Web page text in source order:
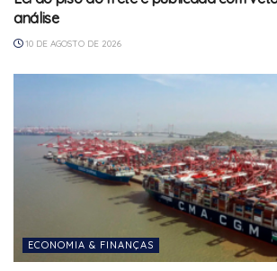
análise
10 DE AGOSTO DE 2026
ECONOMIA & FINANÇAS